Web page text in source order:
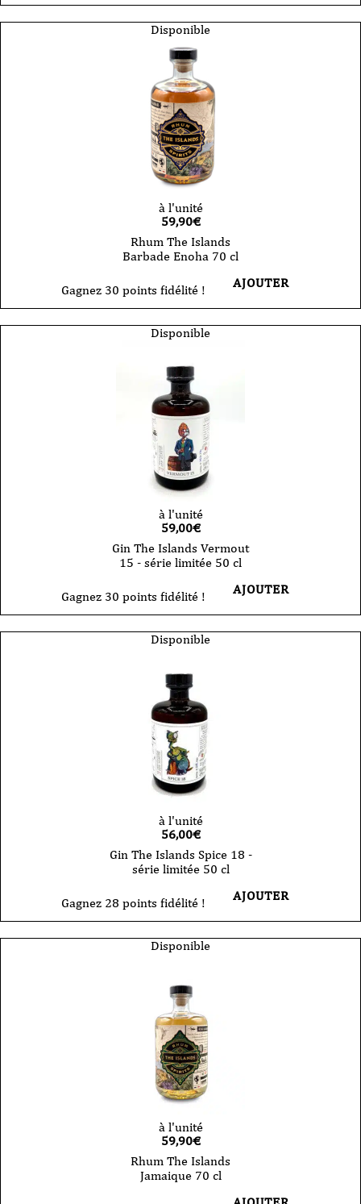
Disponible
à l'unité
59,90€
Rhum The Islands
Barbade Enoha 70 cl
Gagnez 30 points fidélité ! AJOUTER
Disponible
à l'unité
59,00€
Gin The Islands Vermout
15 - série limitée 50 cl
Gagnez 30 points fidélité ! AJOUTER
Disponible
à l'unité
56,00€
Gin The Islands Spice 18 -
série limitée 50 cl
Gagnez 28 points fidélité ! AJOUTER
Disponible
à l'unité
59,90€
Rhum The Islands
Jamaique 70 cl